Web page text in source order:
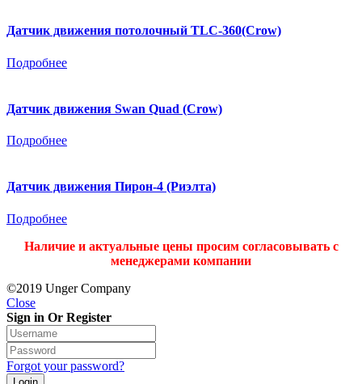
Датчик движения потолочный TLC-360(Crow)
Подробнее
Датчик движения Swan Quad (Crow)
Подробнее
Датчик движения Пирон-4 (Риэлта)
Подробнее
Наличие и актуальные цены просим согласовывать с
менеджерами компании
©2019 Unger Company
Close
Sign in Or Register
Forgot your password?